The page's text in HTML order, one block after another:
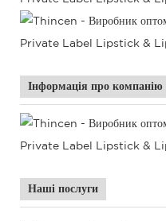
Інформація про компанію
Наші послуги